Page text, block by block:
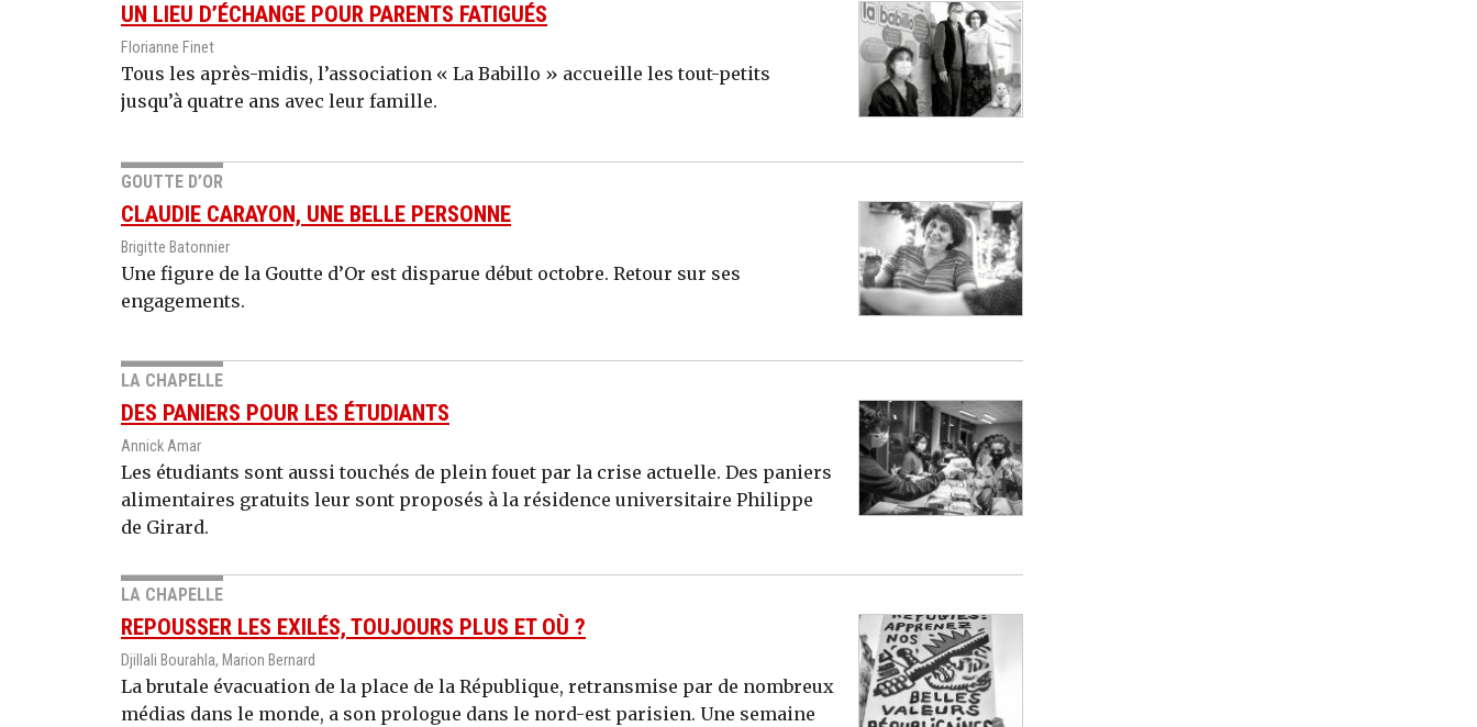
UN LIEU D’ÉCHANGE POUR PARENTS FATIGUÉS
Florianne Finet
Tous les après-midis, l’association « La Babillo » accueille les tout-petits
jusqu’à quatre ans avec leur famille.
GOUTTE D’OR
CLAUDIE CARAYON, UNE BELLE PERSONNE
Brigitte Batonnier
Une figure de la Goutte d’Or est disparue début octobre. Retour sur ses
engagements.
LA CHAPELLE
DES PANIERS POUR LES ÉTUDIANTS
Annick Amar
Les étudiants sont aussi touchés de plein fouet par la crise actuelle. Des paniers
alimentaires gratuits leur sont proposés à la résidence universitaire Philippe
de Girard.
LA CHAPELLE
REPOUSSER LES EXILÉS, TOUJOURS PLUS ET OÙ ?
Djillali Bourahla, Marion Bernard
La brutale évacuation de la place de la République, retransmise par de nombreux
médias dans le monde, a son prologue dans le nord-est parisien. Une semaine